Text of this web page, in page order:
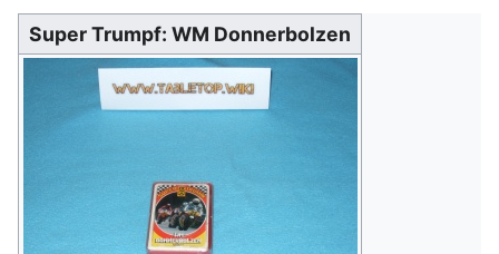
Super Trumpf: WM Donnerbolzen